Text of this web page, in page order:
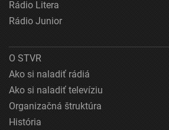
Rádio Litera
Rádio Junior
O STVR
Ako si naladiť rádiá
Ako si naladiť televíziu
Organizačná štruktúra
História